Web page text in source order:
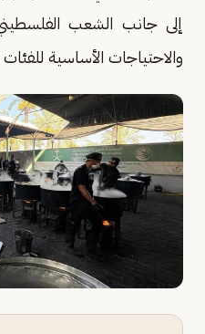
إلى جانب الشعب
والاحتياجات الأساسية